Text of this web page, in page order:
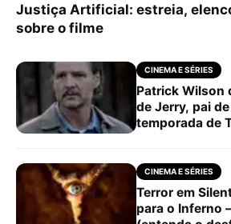
Justiça Artificial: estreia,
sobre o filme
CINEMA E SÉRIES
Patrick Wilson
de Jerry, pai
temporada de
CINEMA E SÉRIES
Terror em
para o Inferno